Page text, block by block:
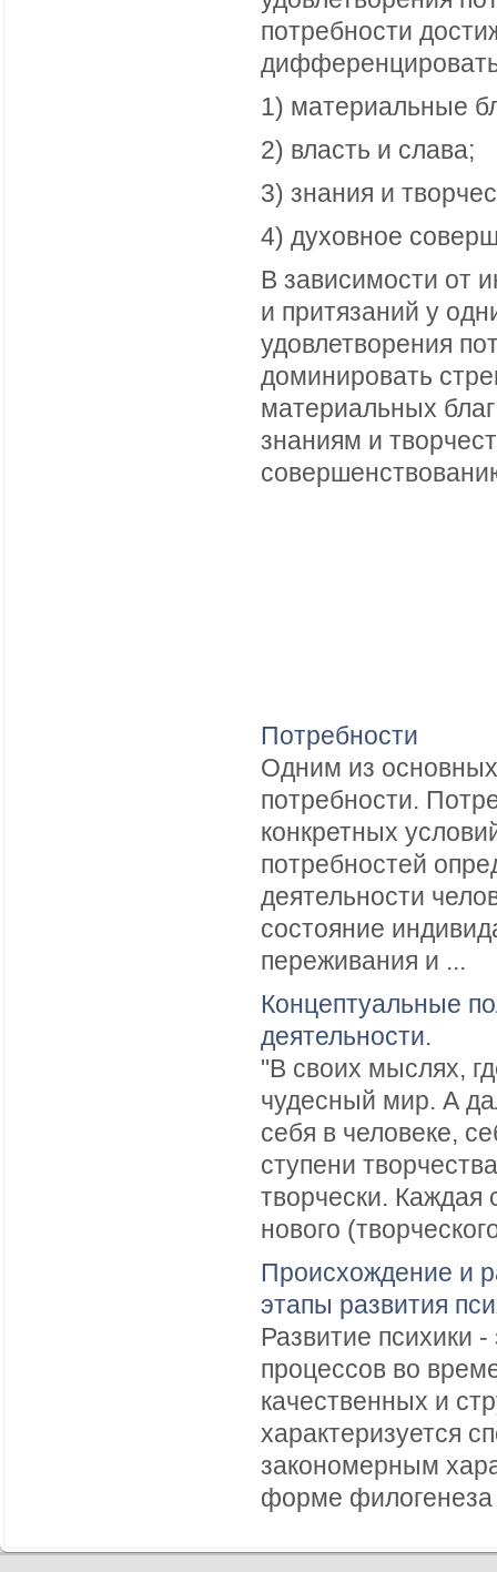
потребности
1) материальные
2) власть и слава;
3) знания и
4) духовное
В зависимости от
и притязаний у
удовлетворения
доминировать
материальных
знаниям и
Потребности
Одним из основных
потребности.
конкретных
потребностей
деятельности
состояние
переживания и ...
Концептуальные
деятельности.
"В своих мыслях,
чудесный мир. А
себя в человеке,
ступени
творчески. Каждая
нового
Происхождение и
этапы развития
Развитие психики
процессов во
качественных и
характеризуется
закономерным
форме филогенеза